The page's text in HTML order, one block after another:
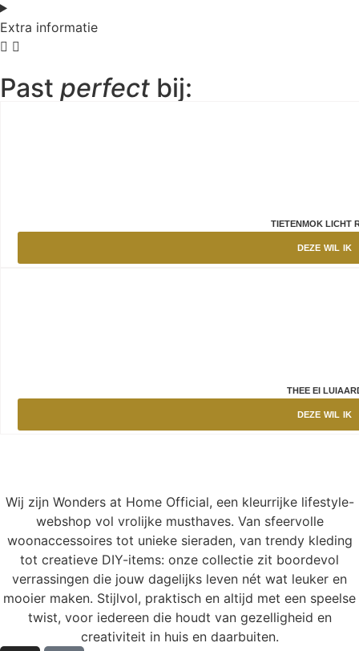
Extra informatie
Past perfect bij:
TIETENMOK LICHT
DEZE WIL IK
THEE EI
DEZE WIL IK
Wij zijn Wonders at Home Official, een kleurrijke lifestyle-
webshop vol vrolijke musthaves. Van sfeervolle
woonaccessoires tot unieke sieraden, van trendy kleding
tot creatieve DIY-items: onze collectie zit boordevol
verrassingen die jouw dagelijks leven nét wat leuker en
mooier maken. Stijlvol, praktisch en altijd met een speelse
twist, voor iedereen die houdt van gezelligheid en
creativiteit in huis en daarbuiten.